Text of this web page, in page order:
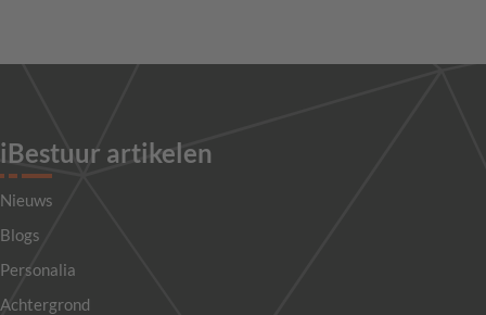
iBestuur artikelen
Nieuws
Blogs
Personalia
Achtergrond